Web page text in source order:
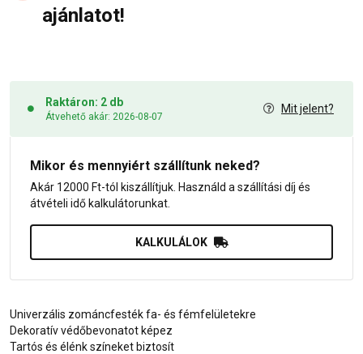
ajánlatot!
Raktáron: 2 db
Átvehető akár: 2026-08-07
Mit jelent?
Mikor és mennyiért szállítunk neked?
Akár 12000 Ft-tól kiszállítjuk. Használd a szállítási díj és
átvételi idő kalkulátorunkat.
KALKULÁLOK
Univerzális zománcfesték fa- és fémfelületekre
Dekoratív védőbevonatot képez
Tartós és élénk színeket biztosít